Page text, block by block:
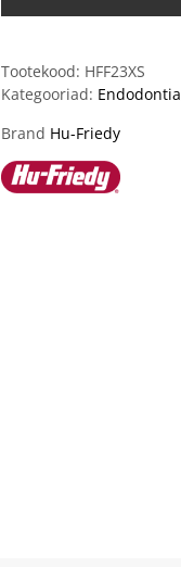
Tootekood: HFF23XS
Kategooriad: Endodontia
Brand Hu-Friedy